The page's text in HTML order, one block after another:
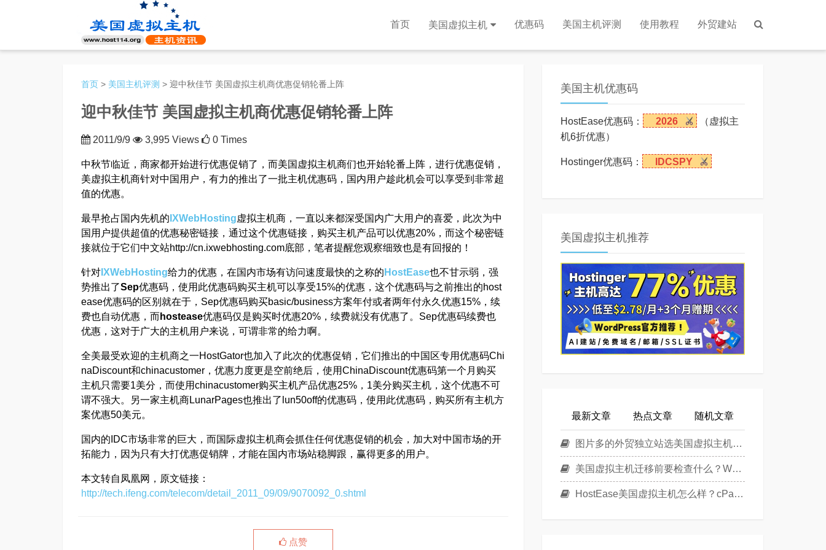
首页 美国虚拟主机 优惠码 美国主机评测 使用教程 外贸建站
首页 > 美国主机评测 > 迎中秋佳节 美国虚拟主机商优惠促销轮番上阵
迎中秋佳节 美国虚拟主机商优惠促销轮番上阵
2011/9/9 3,995 Views 0 Times
中秋节临近，商家都开始进行优惠促销了，而美国虚拟主机商们也开始轮番上阵，进行优惠促销，
美虚拟主机商针对中国用户，有力的推出了一批主机优惠码，国内用户趁此机会可以享受到非常超
值的优惠。
最早抢占国内先机的 IXWebHosting虚拟主机商，一直以来都深受国内广大用户的喜爱，此次为中
国用户提供超值的优惠秘密链接，通过这个优惠链接，购买主机产品可以优惠20%，而这个秘密链
接就位于它们中文站http://cn.ixwebhosting.com底部，笔者提醒您观察细致也是有回报的！
针对 IXWebHosting给力的优惠，在国内市场有访问速度最快的之称的 HostEase也不甘示弱，强
势推出了Sep优惠码，使用此优惠码购买主机可以享受15%的优惠，这个优惠码与之前推出的host
ease优惠码的区别就在于，Sep优惠码购买basic/business方案年付或者两年付永久优惠15%，续
费也自动优惠，而hostease优惠码仅是购买时优惠20%，续费就没有优惠了。Sep优惠码续费也
优惠，这对于广大的主机用户来说，可谓非常的给力啊。
全美最受欢迎的主机商之一HostGator也加入了此次的优惠促销，它们推出的中国区专用优惠码Chi
naDiscount和chinacustomer，优惠力度更是空前绝后，使用ChinaDiscount优惠码第一个月购买
主机只需要1美分，而使用chinacustomer购买主机产品优惠25%，1美分购买主机，这个优惠不可
谓不强大。另一家主机商LunarPages也推出了lun50off的优惠码，使用此优惠码，购买所有主机方
案优惠50美元。
国内的IDC市场非常的巨大，而国际虚拟主机商会抓住任何优惠促销的机会，加大对中国市场的开
拓能力，因为只有大打优惠促销牌，才能在国内市场站稳脚跟，赢得更多的用户。
本文转自凤凰网，原文链接：
http://tech.ifeng.com/telecom/detail_2011_09/09/9070092_0.shtml
点赞
美国主机优惠码
HostEase优惠码： 2026
（虚拟主
机6折优惠）
Hostinger优惠码： IDCSPY
美国虚拟主机推荐
最新文章 热点文章 随机文章
图片多的外贸独立站选美国虚拟主机还是美国云主机？
美国虚拟主机迁移前要检查什么？WordPress换主机清单
HostEase美国虚拟主机怎么样？cPanel面板美国Linux主机方案介绍